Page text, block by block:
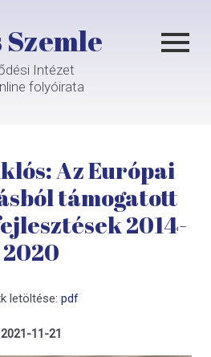
Intézet
folyóirata
Az Európai
támogatott
2014-
2020
letöltése: pdf
2021-11-21